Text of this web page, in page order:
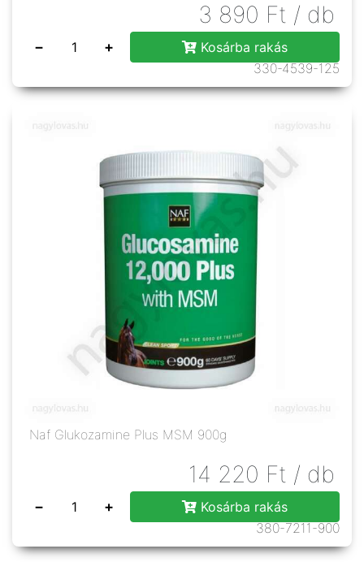
3 890 Ft / db
− +
Kosárba rakás
330-4539-125
Naf Glukozamine Plus MSM 900g
14 220 Ft / db
− +
Kosárba rakás
380-7211-900